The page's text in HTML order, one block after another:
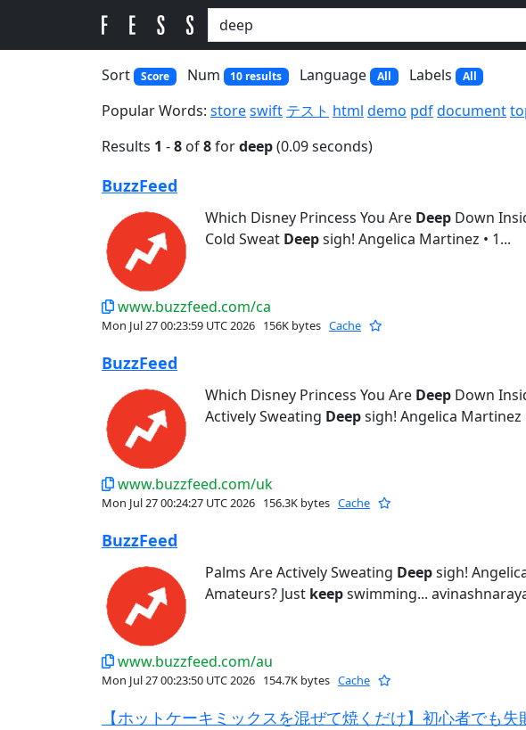
Sort Score Num 10 results Language All Labels All
Popular Words: storeswift テスト html demo pdfdocument
Results 1 -8 of8fordeep(0.09 seconds)
BuzzFeed
Which Disney Princess You Are Deep Down
Cold Sweat Deepsigh! Angelica Martinez • 1...
www.buzzfeed.com/ca
Mon Jul 27 00:23:59 UTC 2026 156K bytes Cache
BuzzFeed
Which Disney Princess You Are Deep Down
Actively Sweating Deepsigh! Angelica Martinez
www.buzzfeed.com/uk
Mon Jul 27 00:24:27 UTC 2026 156.3K bytes Cache
BuzzFeed
Palms Are Actively Sweating Deepsigh!
Amateurs? Just keepswimming...
www.buzzfeed.com/au
Mon Jul 27 00:23:50 UTC 2026 154.7K bytes Cache